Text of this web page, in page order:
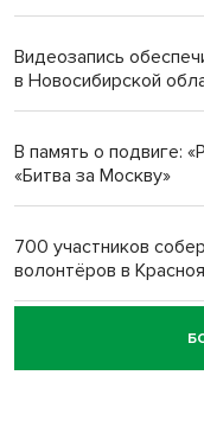
Новосибирский
Видеозапись
в Новосибирской
В память о подвиге:
«Битва за Москву»
700 участников
волонтёров в
Честный выбор:
объективность